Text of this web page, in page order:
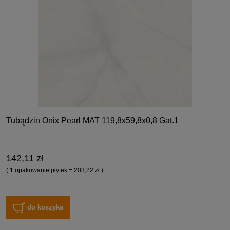
Tubądzin Onix Pearl MAT 119,8x59,8x0,8 Gat.1
142,11 zł
( 1 opakowanie płytek = 203,22 zł )
do koszyka